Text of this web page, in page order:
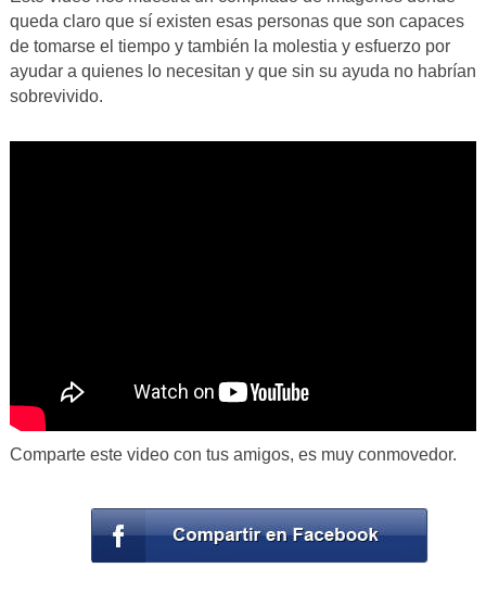
queda claro que sí existen esas personas que son capaces
de tomarse el tiempo y también la molestia y esfuerzo por
ayudar a quienes lo necesitan y que sin su ayuda no habrían
sobrevivido.
Comparte este video con tus amigos, es muy conmovedor.